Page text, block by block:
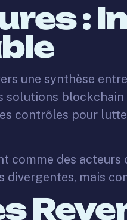
:
une synthèse
solutions
contrôles pour
des acteurs
mais